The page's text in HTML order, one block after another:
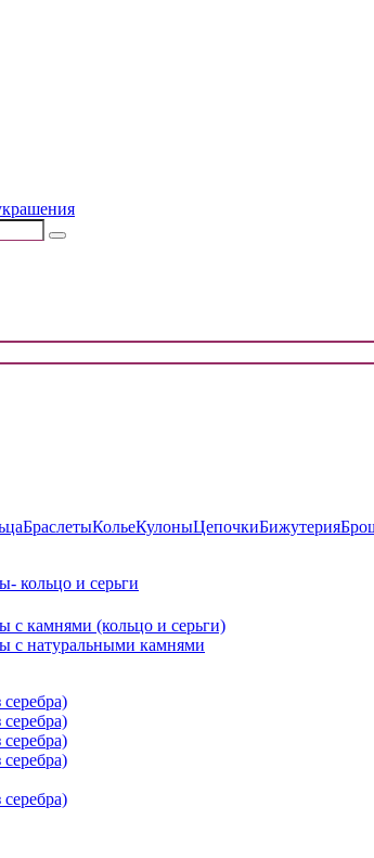
БраслетыКольеКулоныЦепочкиБижутерия
кольцо и серьги
с камнями (кольцо и серьги)
с натуральными камнями